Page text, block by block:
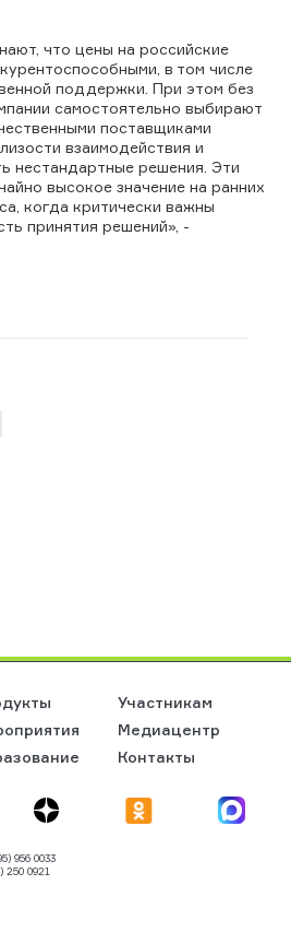
что цены на российские
в том числе
поддержки. При этом без
самостоятельно выбирают
поставщиками
взаимодействия и
нестандартные решения. Эти
высокое значение на ранних
когда критически важны
принятия решений», -
Участникам
Медиацентр
Контакты
956 0033
250 0921